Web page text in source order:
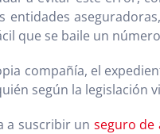
que se baile un
compañía, el
según la
a suscribir un seguro de